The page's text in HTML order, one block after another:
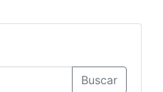
Buscar